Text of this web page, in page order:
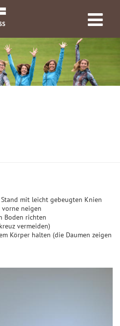
mit leicht gebeugten Knien
vorne neigen
Boden richten
vermeiden)
Körper halten (die Daumen zeigen